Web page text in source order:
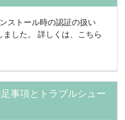
ストール時の認証の扱い
ました。 詳しくは、こちら
事項とトラブルシュー